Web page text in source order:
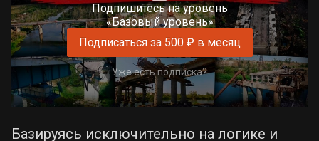
Подпишитесь на уровень
«Базовый уровень»
Подписаться за 500 ₽ в месяц
Уже есть подписка?
Базируясь исключительно на логике и